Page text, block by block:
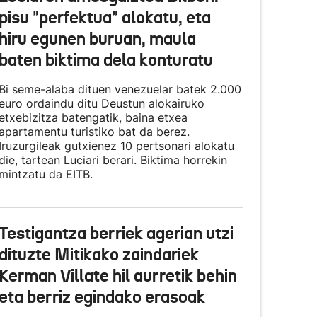
"perfektua" alokatu, eta
egunen buruan, maula
biktima dela konturatu
seme-alaba dituen venezuelar batek 2.000
ordaindu ditu Deustun alokairuko
batengatik, baina etxea
turistiko bat da berez.
gutxienez 10 pertsonari alokatu
tartean Luciari berari. Biktima horrekin
da EITB.
berriek agerian utzi
Mitikako zaindariek
Villate hil aurretik behin
berriz egindako erasoak